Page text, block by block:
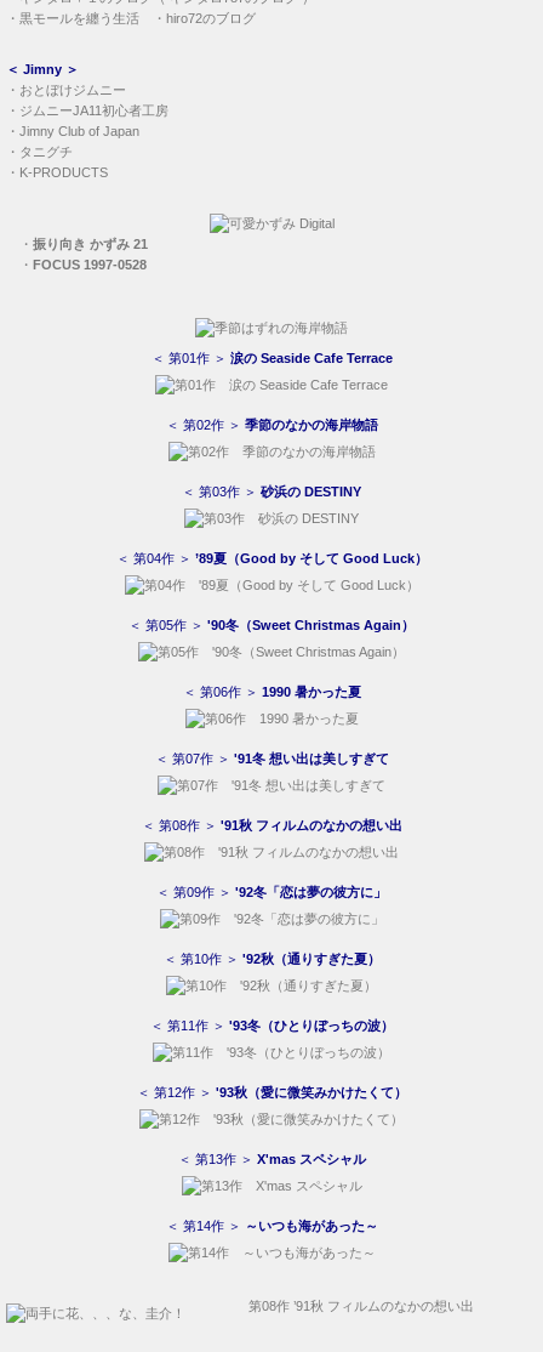
・ 黒モールを纏う生活 ・ hiro72のブログ
＜ Jimny ＞
・ おとぼけジムニー
・ ジムニーJA11初心者工房
・ Jimny Club of Japan
・ タニグチ
・ K-PRODUCTS
・ 振り向き かずみ 21
・ FOCUS 1997-0528
＜ 第01作 ＞ 涙の Seaside Cafe Terrace
＜ 第02作 ＞ 季節のなかの海岸物語
＜ 第03作 ＞ 砂浜の DESTINY
＜ 第04作 ＞ ’89夏（Good by そして Good Luck）
＜ 第05作 ＞ '90冬（Sweet Christmas Again）
＜ 第06作 ＞ 1990 暑かった夏
＜ 第07作 ＞ '91冬 想い出は美しすぎて
＜ 第08作 ＞ '91秋 フィルムのなかの想い出
＜ 第09作 ＞ '92冬「恋は夢の彼方に」
＜ 第10作 ＞ '92秋（通りすぎた夏）
＜ 第11作 ＞ '93冬（ひとりぼっちの波）
＜ 第12作 ＞ '93秋（愛に微笑みかけたくて）
＜ 第13作 ＞ X'mas スペシャル
＜ 第14作 ＞ ～いつも海があった～
第08作 ’91秋 フィルムのなかの想い出